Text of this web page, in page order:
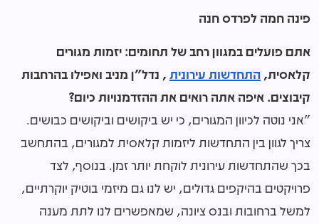
פינה חמה לפרדס חנה
אתם פועלים במגוון רחב של תחומים: יזמות מגורים
קלאסית, התחדשות עירונית, נדל"ן מניב ואפילו בהרחבות
קיבוצים. איפה אתה רואים את ההזדמנויות כיום?
"אני נוטה לכיוון המגורים, כי יש ביקושים וביקושים כבושים.
צריך לגוון בין התחדשות ליזמות קלאסית למגורים, בהתחשב
בכך שהתחדשות עירונית לוקחת יותר זמן. בנוסף, לצד
פרויקטים בהיקפים גדולים, יש לנו גם מיזמי בוטיק יוקרתיים,
למשל ברחובות ובנס ציונה, שמאפשרים לנו לתת מענה